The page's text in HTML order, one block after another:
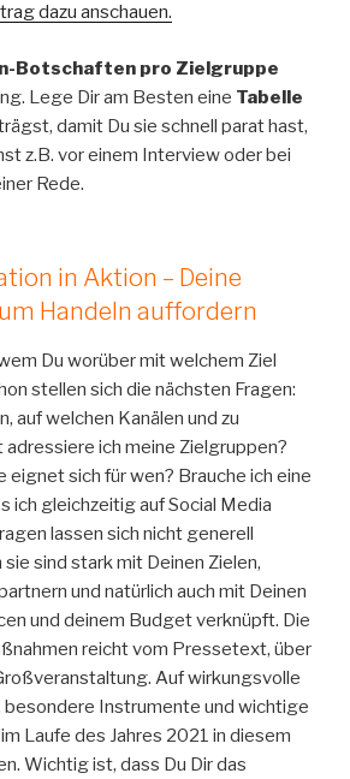
dazu anschauen.
Botschaften pro Zielgruppe
Lege Dir am Besten eine Tabelle
damit Du sie schnell parat hast,
z.B. vor einem Interview oder bei
Rede.
in Aktion – Deine
Handeln auffordern
Du worüber mit welchem Ziel
stellen sich die nächsten Fragen:
auf welchen Kanälen und zu
ich meine Zielgruppen?
eignet sich für wen? Brauche ich eine
ich gleichzeitig auf Social Media
lassen sich nicht generell
sind stark mit Deinen Zielen,
und natürlich auch mit Deinen
und deinem Budget verknüpft. Die
reicht vom Pressetext, über
Auf wirkungsvolle
besondere Instrumente und wichtige
Laufe des Jahres 2021 in diesem
Wichtig ist, dass Du Dir das